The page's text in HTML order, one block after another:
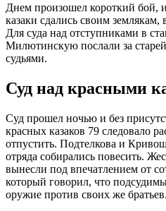
Днем произошел короткий бой,
казаки сдались своим
Для суда над отступниками в
Милютинскую послали за
судьями.
Суд над красными
Суд прошел ночью и без
красных казаков 79 следовало
отпустить. Подтелкова и
отряда собирались повесить.
вынесли под впечатлением от
который говорил, что
оружие против своих же братьев.